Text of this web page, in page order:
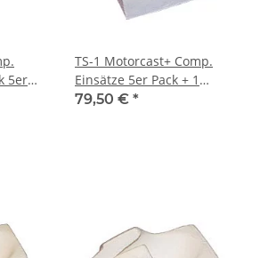
5er
TS-1 Motorcast+ Comp.
Einsätze 5er Pack + 1
Trägermulde
79,50 € *